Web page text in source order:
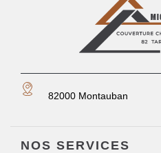
82000 Montauban
NOS SERVICES